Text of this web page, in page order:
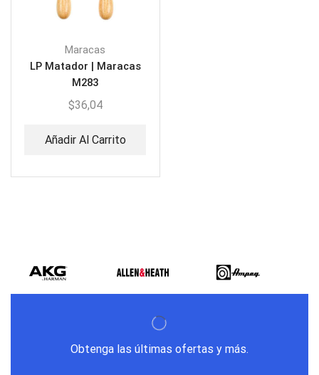
Maracas
LP Matador | Maracas
M283
$36,04
Añadir Al Carrito
Obtenga las últimas ofertas y más.